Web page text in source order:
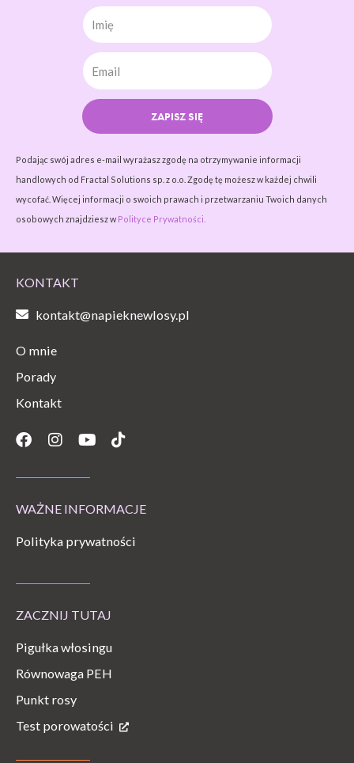
Imię
ZAPISZ SIĘ
Podając swój adres e-mail wyrażasz zgodę na otrzymywanie informacji
handlowych od Fractal Solutions sp. z o.o. Zgodę tę możesz w każdej chwili
wycofać. Więcej informacji o swoich prawach i przetwarzaniu Twoich danych
osobowych znajdziesz w Polityce Prywatności.
KONTAKT
kontakt@napieknewlosy.pl
O mnie
Porady
Kontakt
Facebook
Instagram
YoutubeTiktok
WAŻNE INFORMACJE
Polityka prywatności
ZACZNIJ TUTAJ
Pigułka włosingu
Równowaga PEH
Punkt rosy
Test porowatości